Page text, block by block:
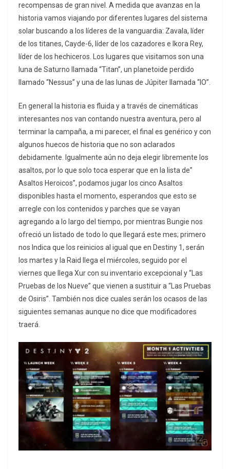
recompensas de gran nivel. A medida que avanzas en la
historia vamos viajando por diferentes lugares del sistema
solar buscando a los líderes de la vanguardia: Zavala, líder
de los titanes, Cayde-6, líder de los cazadores e Ikora Rey,
líder de los hechiceros. Los lugares que visitamos son una
luna de Saturno llamada “Titan”, un planetoide perdido
llamado “Nessus” y una de las lunas de Júpiter llamada “IO”.
En general la historia es fluida y a través de cinemáticas
interesantes nos van contando nuestra aventura, pero al
terminar la campaña, a mi parecer, el final es genérico y con
algunos huecos de historia que no son aclarados
debidamente. Igualmente aún no deja elegir libremente los
asaltos, por lo que solo toca esperar que en la lista de”
Asaltos Heroicos”, podamos jugar los cinco Asaltos
disponibles hasta el momento, esperandos que esto se
arregle con los contenidos y parches que se vayan
agregando a lo largo del tiempo, por mientras Bungie nos
ofreció un listado de todo lo que llegará este mes; primero
nos Indica que los reinicios al igual que en Destiny 1, serán
los martes y la Raid llega el miércoles, seguido por el
viernes que llega Xur con su inventario excepcional y “Las
Pruebas de los Nueve” que vienen a sustituir a “Las Pruebas
de Osiris”. También nos dice cuales serán los ocasos de las
siguientes semanas aunque no dice que modificadores
traerá.